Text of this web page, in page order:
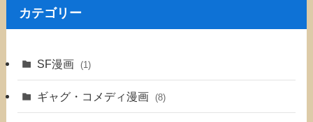
カテゴリー
SF漫画 (1)
ギャグ・コメディ漫画 (8)